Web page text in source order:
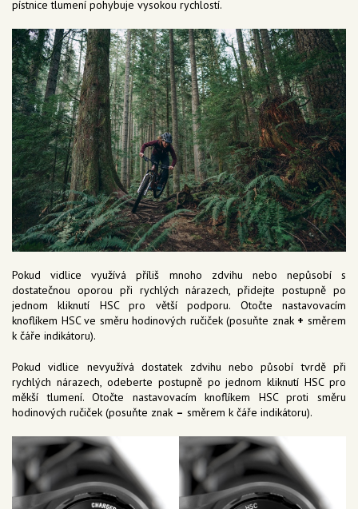
pístnice tlumení pohybuje vysokou rychlostí.
Pokud vidlice využívá příliš mnoho zdvihu nebo nepůsobí s
dostatečnou oporou při rychlých nárazech, přidejte postupně po
jednom kliknutí HSC pro větší podporu. Otočte nastavovacím
knoflíkem HSC ve směru hodinových ručiček (posuňte znak+ směrem
k čáře indikátoru).
Pokud vidlice nevyužívá dostatek zdvihu nebo působí tvrdě při
rychlých nárazech, odeberte postupně po jednom kliknutí HSC pro
měkší tlumení. Otočte nastavovacím knoflíkem HSC proti směru
hodinových ručiček (posuňte znak – směrem k čáře indikátoru).